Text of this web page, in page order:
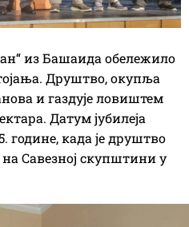
из Башаида обележило
Друштво, окупља
и газдује ловиштем
Датум јубилеја
године, када је друштво
Савезној скупштини у